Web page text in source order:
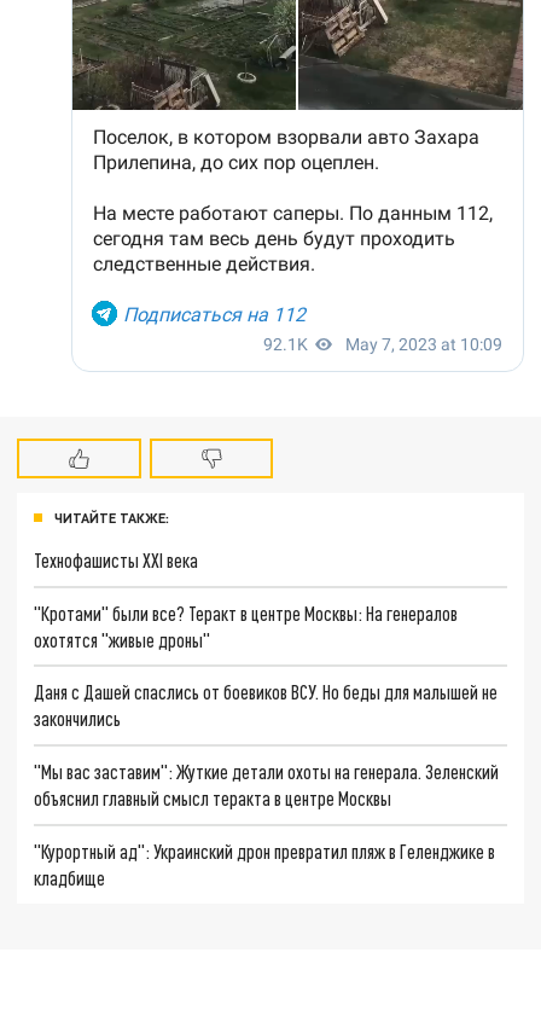
ЧИТАЙТЕ ТАКЖЕ:
Технофашисты XXI века
"Кротами" были все? Теракт в центре Москвы: На генералов
охотятся "живые дроны"
Даня с Дашей спаслись от боевиков ВСУ. Но беды для малышей не
закончились
"Мы вас заставим": Жуткие детали охоты на генерала. Зеленский
объяснил главный смысл теракта в центре Москвы
"Курортный ад": Украинский дрон превратил пляж в Геленджике в
кладбище